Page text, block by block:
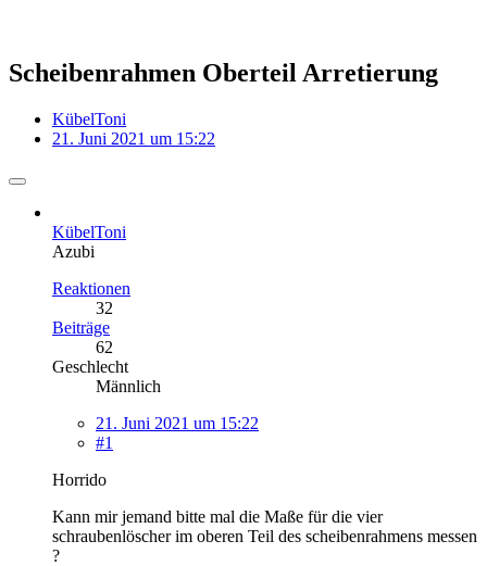
Scheibenrahmen Oberteil Arretierung
KübelToni
21. Juni 2021 um 15:22
KübelToni
Azubi
Reaktionen
32
Beiträge
62
Geschlecht
Männlich
21. Juni 2021 um 15:22
#1
Horrido
Kann mir jemand bitte mal die Maße für die vier
schraubenlöscher im oberen Teil des scheibenrahmens messen
?